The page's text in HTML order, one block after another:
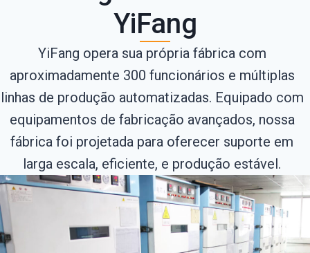
YiFang
YiFang opera sua própria fábrica com
aproximadamente 300 funcionários e múltiplas
linhas de produção automatizadas. Equipado com
equipamentos de fabricação avançados, nossa
fábrica foi projetada para oferecer suporte em
larga escala, eficiente, e produção estável.